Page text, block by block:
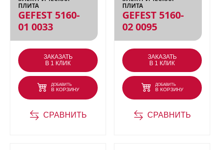
ПЛИТА
GEFEST 5160-
01 0033
ЗАКАЗАТЬ
В 1 КЛИК
ДОБАВИТЬ
В КОРЗИНУ
СРАВНИТЬ
ПЛИТА
GEFEST 5160-
02 0095
ЗАКАЗАТЬ
В 1 КЛИК
ДОБАВИТЬ
В КОРЗИНУ
СРАВНИТЬ